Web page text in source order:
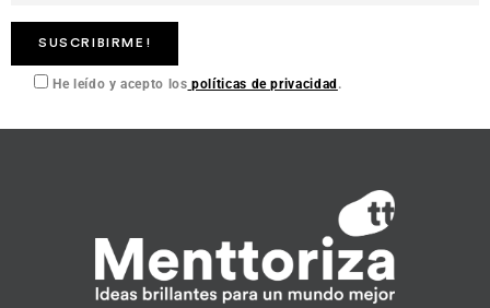
He leído y acepto los políticas de privacidad.